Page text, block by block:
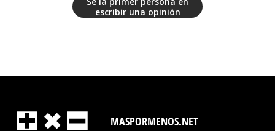
escribir una opinión
MASPORMENOS.NET